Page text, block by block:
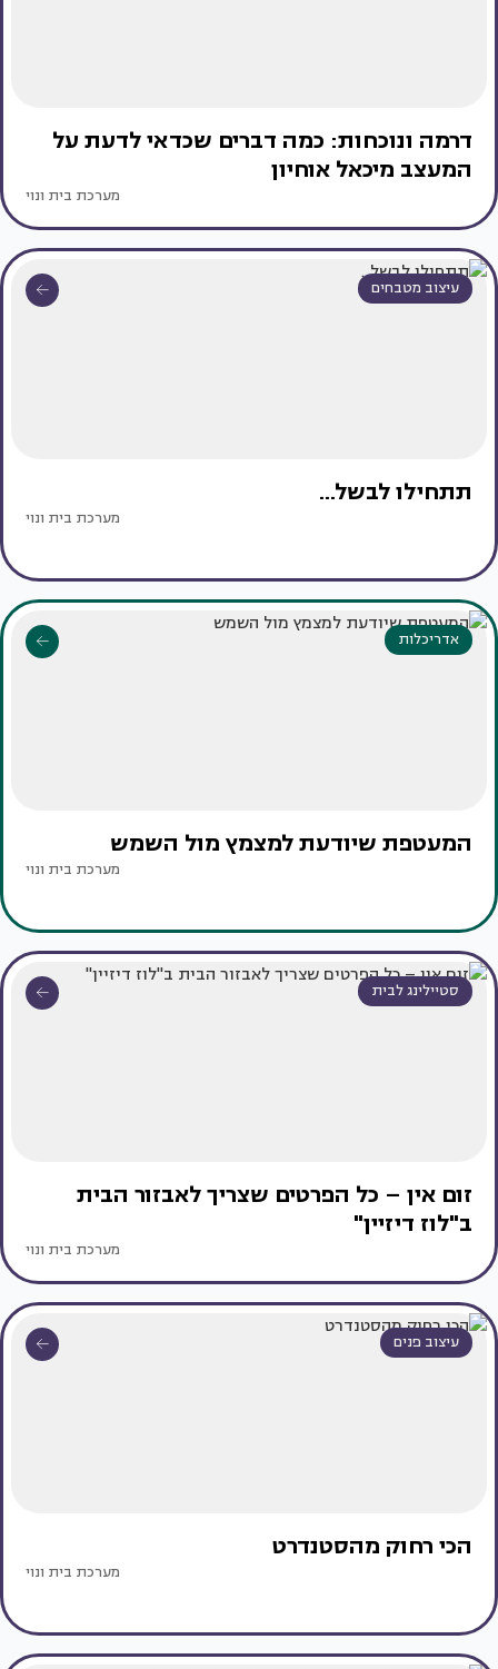
דרמה ונוכחות: כמה דברים שכדאי לדעת על
המעצב מיכאל אוחיון
מערכת בית ונוי
עיצוב מטבחים
תתחילו לבשל...
מערכת בית ונוי
אדריכלות
המעטפת שיודעת למצמץ מול השמש
מערכת בית ונוי
סטיילינג לבית
זום אין – כל הפרטים שצריך לאבזור הבית
ב"לוז דיזיין"
מערכת בית ונוי
עיצוב פנים
הכי רחוק מהסטנדרט
מערכת בית ונוי